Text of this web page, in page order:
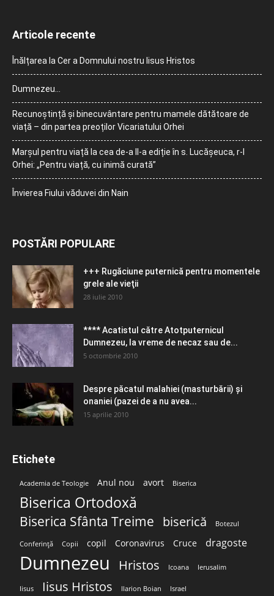
Articole recente
Înălțarea la Cer a Domnului nostru Iisus Hristos
Dumnezeu…
Recunoștință și binecuvântare pentru mamele dătătoare de
viață – din partea preoților Vicariatului Orhei
Marșul pentru viață la cea de-a II-a ediție în s. Lucășeuca, r-l
Orhei: „Pentru viață, cu inimă curată”
Învierea Fiului văduvei din Nain
POSTĂRI POPULARE
+++ Rugăciune puternică pentru momentele
grele ale vieţii
28 iulie 2010
**** Acatistul către Atotputernicul
Dumnezeu, la vreme de necaz sau de...
5 octombrie 2010
Despre păcatul malahiei (masturbării) şi
onaniei (pazei de a nu avea...
15 aprilie 2010
Etichete
Academia de Teologie Anul nou avort Biserica
Biserica Ortodoxă
Biserica Sfânta Treime biserică Botezul
Conferință Copii copil Coronavirus Cruce dragoste
Dumnezeu Hristos Icoana Ierusalim
Iisus Iisus Hristos Ilarion Boian Israel